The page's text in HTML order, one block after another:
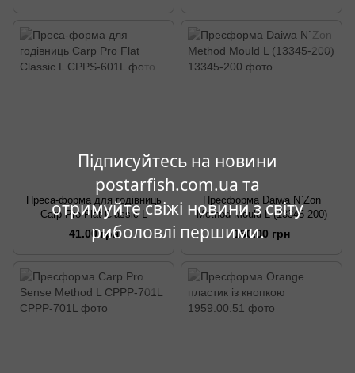
Підписуйтесь на новини
postarfish.com.ua та
отримуйте свіжі новини з світу
риболовлі першими.
Преса-форма для годівниць
Carp Pro Flat Classic L
41.00 грн
Пресформа Daiwa N`Zon
Method Mould L (13345-200)
130.00 грн